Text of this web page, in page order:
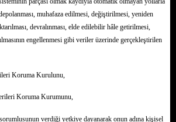
muhafaza edilmesi, değiştirilmesi, yeniden
devralınması, elde edilebilir hâle getirilmesi,
engellenmesi gibi veriler üzerinde gerçekleştirilen
Koruma Kurulunu,
Koruma Kurumunu,
verdiği yetkiye dayanarak onun adına kişisel